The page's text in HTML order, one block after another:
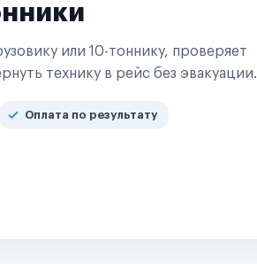
или 10-тоннику, проверяет
технику в рейс без эвакуации.
Оплата по результату